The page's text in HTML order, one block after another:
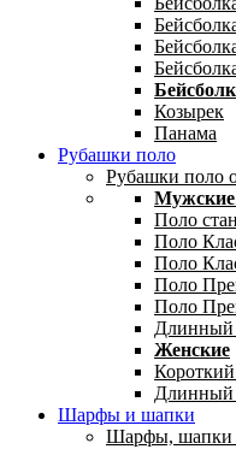
Козырек
Панама
Рубашки поло
Рубашки поло
Поло
Поло
Поло
Поло
Поло
Длинный
Женские
Длинный
Шарфы и шапки
Шарфы, шапки